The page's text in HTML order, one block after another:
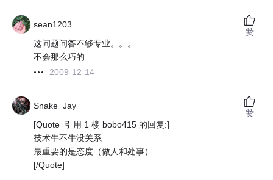
sean1203
这问题问答不够专业。。。
不会那么巧的
2009-12-14
赞
Snake_Jay
[Quote=引用 1 楼 bobo415 的回复:]
技术牛不牛没关系
最重要的是态度（做人和处事）
[/Quote]
赞